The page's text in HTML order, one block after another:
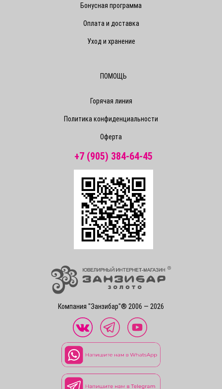
Компания "Занзибар"® 2006 — 2026
Бонусная программа
Оплата и доставка
Уход и хранение
ПОМОЩЬ
Горячая линия
Политика конфиденциальности
Оферта
+7 (905) 384-64-45